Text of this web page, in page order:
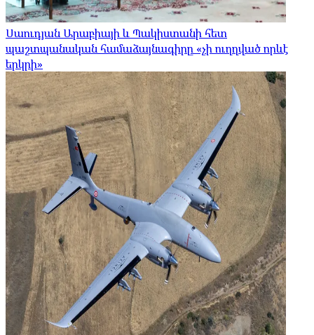
Սաուդյան Արաբիայի և Պակիստանի հետ
պաշտպանական համաձայնագիրը «չի ուղղված որևէ
երկրի»